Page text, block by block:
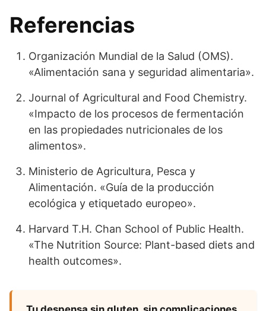
Referencias
Organización Mundial de la Salud (OMS).
«Alimentación sana y seguridad alimentaria».
Journal of Agricultural and Food Chemistry.
«Impacto de los procesos de fermentación
en las propiedades nutricionales de los
alimentos».
Ministerio de Agricultura, Pesca y
Alimentación. «Guía de la producción
ecológica y etiquetado europeo».
Harvard T.H. Chan School of Public Health.
«The Nutrition Source: Plant-based diets and
health outcomes».